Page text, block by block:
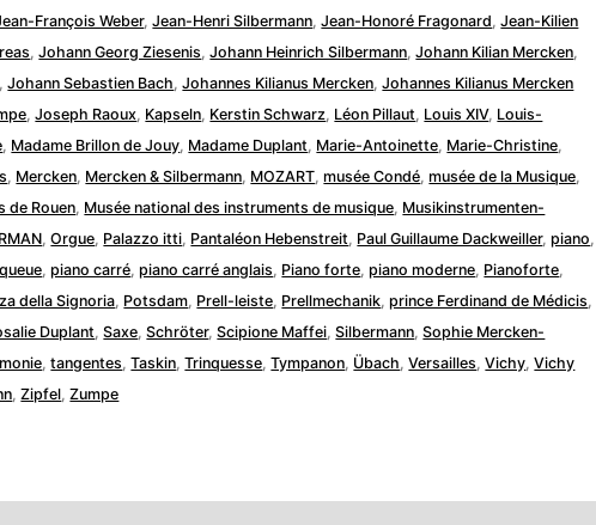
François Weber,Jean-Henri Silbermann ,Jean-Honoré Fragonard ,Jean-Kilien
,Johann Georg Ziesenis ,Johann Heinrich Silbermann ,Johann Kilian Mercken
,Johann Sebastien Bach ,Johannes Kilianus Mercken ,Johannes Kilianus Mercken
,Joseph Raoux Kapseln Kerstin Schwarz Léon Pillaut Louis XIV, Louis-
Madame Brillon de Jouy Madame Duplant Marie-Antoinette Marie-Christine
Mercken Mercken & Silbermann MOZART ,musée Condé ,musée de la Musique
de Rouen Musée national des instruments de musique Musikinstrumenten-
,Orgue Palazzo itti Pantaléon Hebenstreit Paul Guillaume Dackweiller,piano
,piano carré ,piano carré anglais Piano forte ,piano moderne Pianoforte
della Signoria Potsdam Prell-leiste Prellmechanik ,prince Ferdinand de Médicis
Duplant ,Saxe ,Schröter,Scipione Maffei ,Silbermann ,Sophie Mercken-
,tangentes ,Taskin ,Trinquesse ,Tympanon Übach ,Versailles ,Vichy ,Vichy
,Zipfel ,Zumpe